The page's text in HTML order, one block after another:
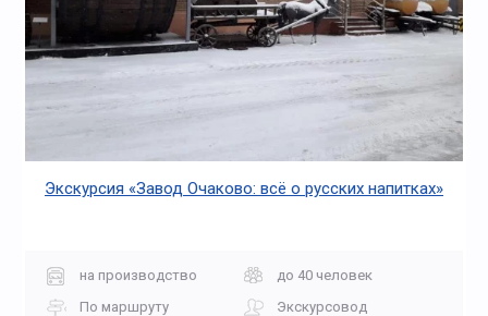
Экскурсия «Завод Очаково: всё о русских напитках»
на производство
до 40 человек
По маршруту
Экскурсовод